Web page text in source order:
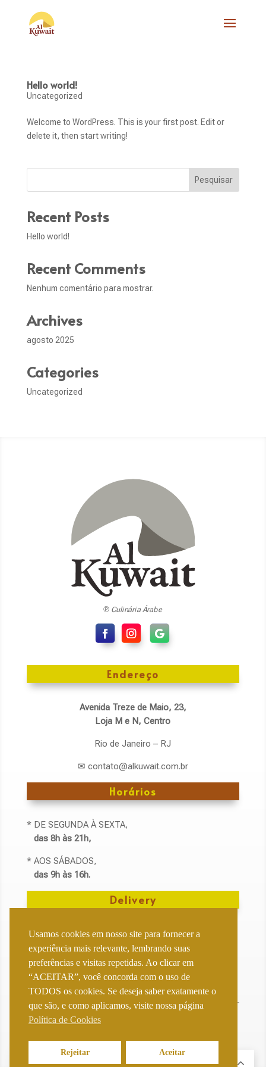
Hello world!
Uncategorized
Welcome to WordPress. This is your first post. Edit or
delete it, then start writing!
Pesquisar
Recent Posts
Hello world!
Recent Comments
Nenhum comentário para mostrar.
Archives
agosto 2025
Categories
Uncategorized
℗ Culinária Árabe
Endereço
Avenida Treze de Maio, 23,
Loja M e N, Centro
Rio de Janeiro – RJ
✉ contato@alkuwait.com.br
Horários
* DE SEGUNDA À SEXTA,
das 8h às 21h,
* AOS SÁBADOS,
das 9h às 16h.
Delivery
✆ fone: (21) 2240-1114
✆ fone: (21) 2262-8012
whatsapp: (21) 98129-1144
Entregas disponíveis de acordo com sua localização.
Ou peça :
PT
Usamos cookies em nosso site para fornecer a
experiência mais relevante, lembrando suas
preferências e visitas repetidas. Ao clicar em
“ACEITAR”, você concorda com o uso de
TODOS os cookies. Se deseja saber exatamente o
que são, e como aplicamos, visite nossa página
Política de Cookies
Rejeitar Aceitar